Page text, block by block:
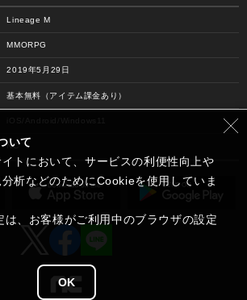
Lineage M
MMORPG
2019年5月29日
基本無料（アイテム課金あり）
NC
いて
トにおいて、サービスの利便性向上や
析などのためにCookieを使用していま
、お客様がご利用中のブラウザの設定
OK